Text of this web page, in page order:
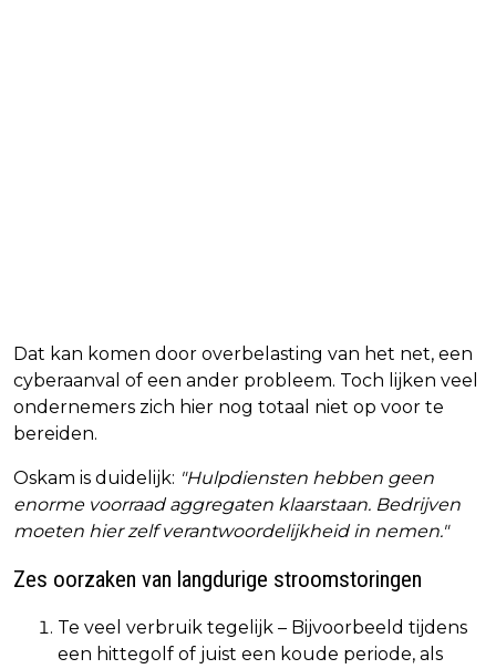
Dat kan komen door overbelasting van het net, een
cyberaanval of een ander probleem. Toch lijken veel
ondernemers zich hier nog totaal niet op voor te
bereiden.
Oskam is duidelijk: "Hulpdiensten hebben geen
enorme voorraad aggregaten klaarstaan. Bedrijven
moeten hier zelf verantwoordelijkheid in nemen."
Zes oorzaken van langdurige stroomstoringen
Te veel verbruik tegelijk – Bijvoorbeeld tijdens
een hittegolf of juist een koude periode, als